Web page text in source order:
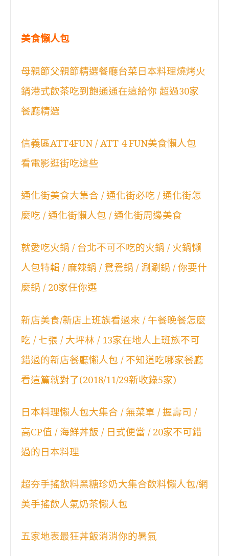
美食懶人包
母親節父親節精選餐廳台菜日本料理燒烤火
鍋港式飲茶吃到飽通通在這給你 超過30家
餐廳精選
信義區ATT4FUN / ATT 4 FUN美食懶人包
看電影逛街吃這些
通化街美食大集合 / 通化街必吃 / 通化街怎
麼吃 / 通化街懶人包 / 通化街周邊美食
就愛吃火鍋 / 台北不可不吃的火鍋 / 火鍋懶
人包特輯 / 麻辣鍋 / 鴛鴦鍋 / 涮涮鍋 / 你要什
麼鍋 / 20家任你選
新店美食/新店上班族看過來 / 午餐晚餐怎麼
吃 / 七張 / 大坪林 / 13家在地人上班族不可
錯過的新店餐廳懶人包 / 不知道吃哪家餐廳
看這篇就對了(2018/11/29新收錄5家)
日本料理懶人包大集合 / 無菜單 / 握壽司 /
高CP值 / 海鮮丼飯 / 日式便當 / 20家不可錯
過的日本料理
超夯手搖飲料黑糖珍奶大集合飲料懶人包/網
美手搖飲人氣奶茶懶人包
五家地表最狂丼飯消消你的暑氣